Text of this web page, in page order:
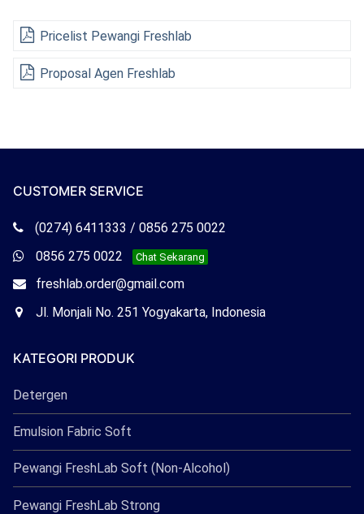
Pricelist Pewangi Freshlab
Proposal Agen Freshlab
CUSTOMER SERVICE
Telepon
Freshlab
(0274) 6411333 / 0856 275 0022
Whatsapp
Freshlab
0856 275 0022 Chat Sekarang
Email
Freshlab
freshlab.order@gmail.com
OfficeJl. Monjali No. 251 Yogyakarta, Indonesia
KATEGORI PRODUK
Detergen
Emulsion Fabric Soft
Pewangi FreshLab Soft (Non-Alcohol)
Pewangi FreshLab Strong